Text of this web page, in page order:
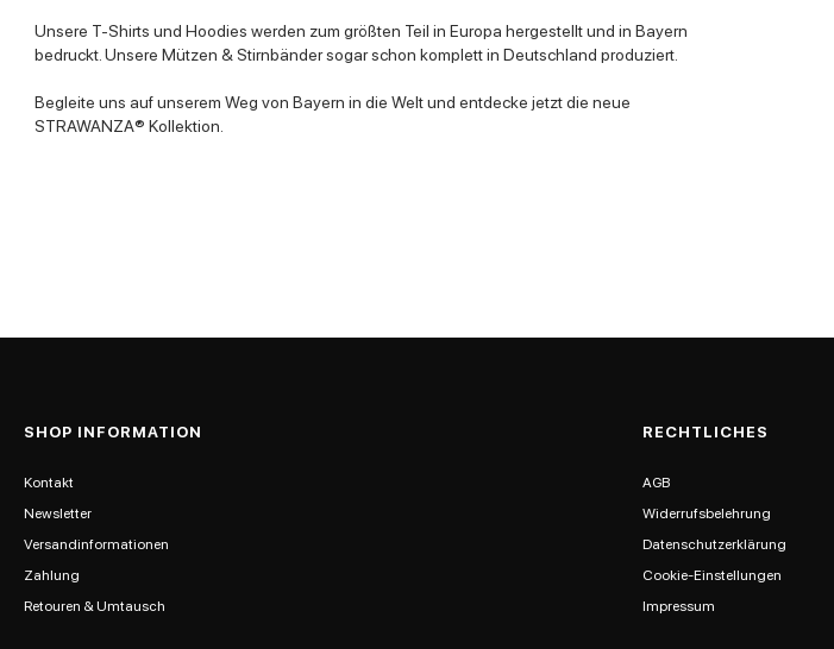
Unsere T-Shirts und Hoodies werden zum größten Teil in Europa hergestellt und in Bayern
bedruckt. Unsere Mützen & Stirnbänder sogar schon komplett in Deutschland produziert.
Begleite uns auf unserem Weg von Bayern in die Welt und entdecke jetzt die neue
STRAWANZA® Kollektion.
SHOP INFORMATION
Kontakt
Newsletter
Versandinformationen
Zahlung
Retouren & Umtausch
RECHTLICHES
AGB
Widerrufsbelehrung
Datenschutzerklärung
Cookie-Einstellungen
Impressum